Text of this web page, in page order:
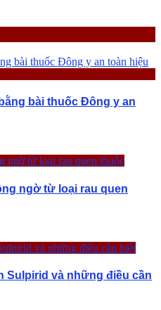
bài thuốc Đông y an
ngờ từ loại rau quen
Sulpirid và những điều cần